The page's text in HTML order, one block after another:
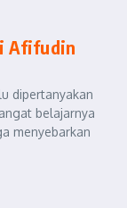
Afifudin
dipertanyakan
belajarnya
menyebarkan